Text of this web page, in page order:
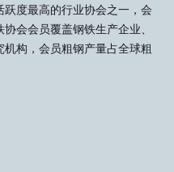
度最高的行业协会之一，会
会会员覆盖钢铁生产企业、
构，会员粗钢产量占全球粗